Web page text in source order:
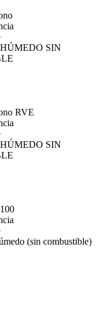
SIN
RVE
SIN
(sin combustible)